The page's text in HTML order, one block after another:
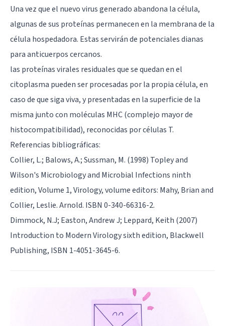
Una vez que el nuevo virus generado abandona la célula,
algunas de sus proteínas permanecen en la membrana de la
célula hospedadora. Estas servirán de potenciales dianas
para anticuerpos cercanos.
las proteínas virales residuales que se quedan en el
citoplasma pueden ser procesadas por la propia célula, en
caso de que siga viva, y presentadas en la superficie de la
misma junto con moléculas MHC (complejo mayor de
histocompatibilidad), reconocidas por células T.
Referencias bibliográficas:
Collier, L.; Balows, A.; Sussman, M. (1998) Topley and
Wilson's Microbiology and Microbial Infections ninth
edition, Volume 1, Virology, volume editors: Mahy, Brian and
Collier, Leslie. Arnold. ISBN 0-340-66316-2.
Dimmock, N.J; Easton, Andrew J; Leppard, Keith (2007)
Introduction to Modern Virology sixth edition, Blackwell
Publishing, ISBN 1-4051-3645-6.